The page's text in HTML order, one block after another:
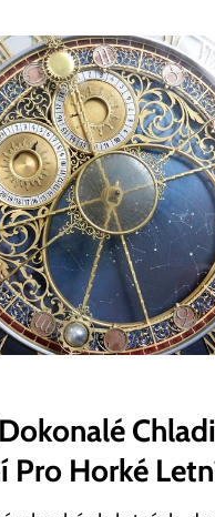
Pro Horké